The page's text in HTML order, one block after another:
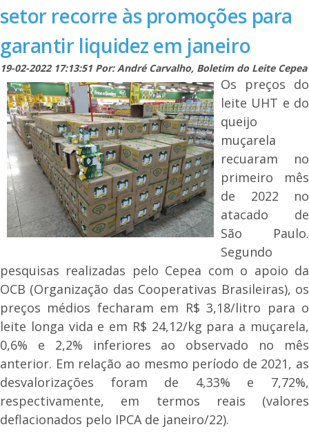
setor recorre às promoções para
garantir liquidez em janeiro
19-02-2022 17:13:51 Por: André Carvalho, Boletim do Leite Cepea
Os preços do
leite UHT e do
queijo
muçarela
recuaram no
primeiro mês
de 2022 no
atacado de
São Paulo.
Segundo
pesquisas realizadas pelo Cepea com o apoio da
OCB (Organização das Cooperativas Brasileiras), os
preços médios fecharam em R$ 3,18/litro para o
leite longa vida e em R$ 24,12/kg para a muçarela,
0,6% e 2,2% inferiores ao observado no mês
anterior. Em relação ao mesmo período de 2021, as
desvalorizações foram de 4,33% e 7,72%,
respectivamente, em termos reais (valores
deflacionados pelo IPCA de janeiro/22).